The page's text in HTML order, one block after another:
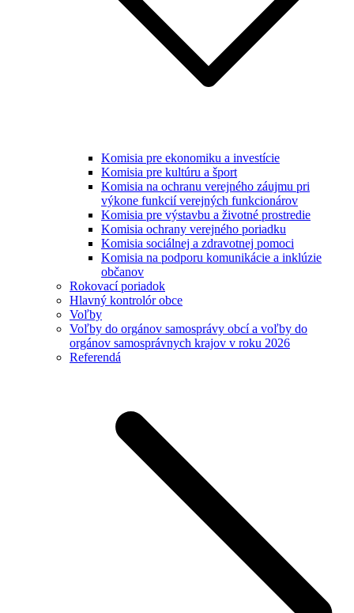
Komisia pre ekonomiku a investície
Komisia pre kultúru a šport
Komisia na ochranu verejného záujmu pri
výkone funkcií verejných funkcionárov
Komisia pre výstavbu a životné prostredie
Komisia ochrany verejného poriadku
Komisia sociálnej a zdravotnej pomoci
Komisia na podporu komunikácie a inklúzie
občanov
Rokovací poriadok
Hlavný kontrolór obce
Voľby
Voľby do orgánov samosprávy obcí a voľby do
orgánov samosprávnych krajov v roku 2026
Referendá